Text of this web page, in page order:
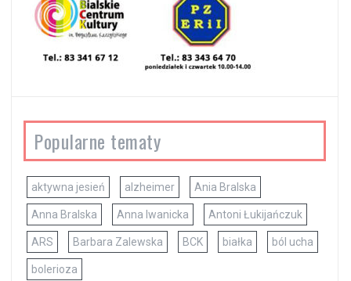
Popularne tematy
aktywna jesień alzheimer Ania Bralska
Anna Bralska Anna Iwanicka Antoni Łukijańczuk
ARS Barbara Zalewska BCK białka ból ucha
bolerioza